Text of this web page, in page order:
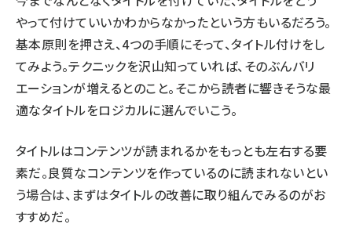
やって付けていいかわからなかったという方もいるだろう。
基本原則を押さえ、4つの手順にそって、タイトル付けをし
てみよう。テクニックを沢山知っていれば、そのぶんバリ
エーションが増えるとのこと。そこから読者に響きそうな最
適なタイトルをロジカルに選んでいこう。
タイトルはコンテンツが読まれるかをもっとも左右する要
素だ。良質なコンテンツを作っているのに読まれないとい
う場合は、まずはタイトルの改善に取り組んでみるのがお
すすめだ。